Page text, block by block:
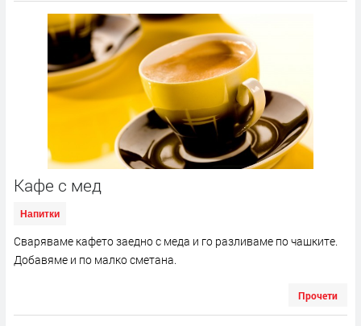
Кафе с мед
Напитки
Сваряваме кафето заедно с меда и го разливаме по чашките.
Добавяме и по малко сметана.
Прочети